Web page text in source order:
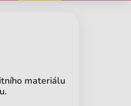
materiálu